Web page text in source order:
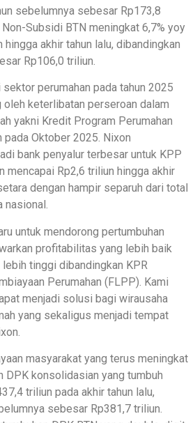
sebelumnya sebesar Rp173,8
Subsidi BTN meningkat 6,7% yoy
akhir tahun lalu, dibandingkan
Rp106,0 triliun.
perumahan pada tahun 2025
oleh keterlibatan perseroan dalam
yakni Kredit Program Perumahan
pada Oktober 2025. Nixon
bank penyalur terbesar untuk KPP
mencapai Rp2,6 triliun hingga akhir
dengan hampir separuh dari total
nasional.
untuk mendorong pertumbuhan
profitabilitas yang lebih baik
tinggi dibandingkan KPR
Perumahan (FLPP). Kami
menjadi solusi bagi wirausaha
yang sekaligus menjadi tempat
masyarakat yang terus meningkat
DPK konsolidasian yang tumbuh
triliun pada akhir tahun lalu,
sebesar Rp381,7 triliun.